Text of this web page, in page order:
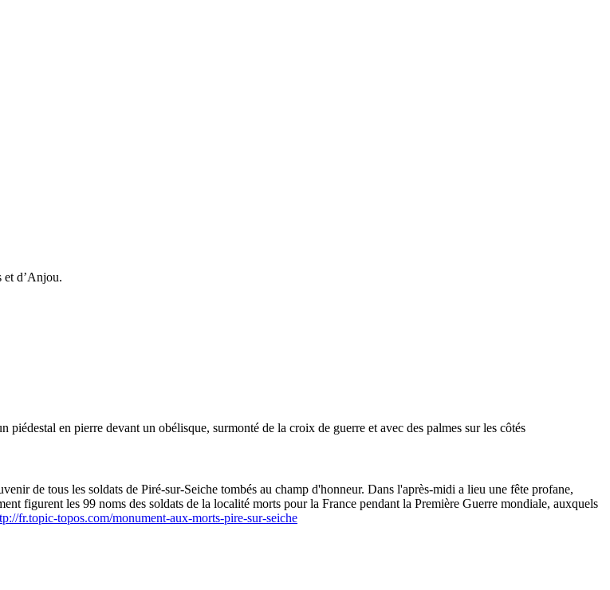
et d’Anjou.
en pierre devant un obélisque, surmonté de la croix de guerre et avec des palmes sur les côtés
de tous les soldats de Piré-sur-Seiche tombés au champ d'honneur. Dans l'après-midi a lieu une fête profane,
figurent les 99 noms des soldats de la localité morts pour la France pendant la Première Guerre mondiale, auxquels
fr.topic-topos.com/monument-aux-morts-pire-sur-seiche